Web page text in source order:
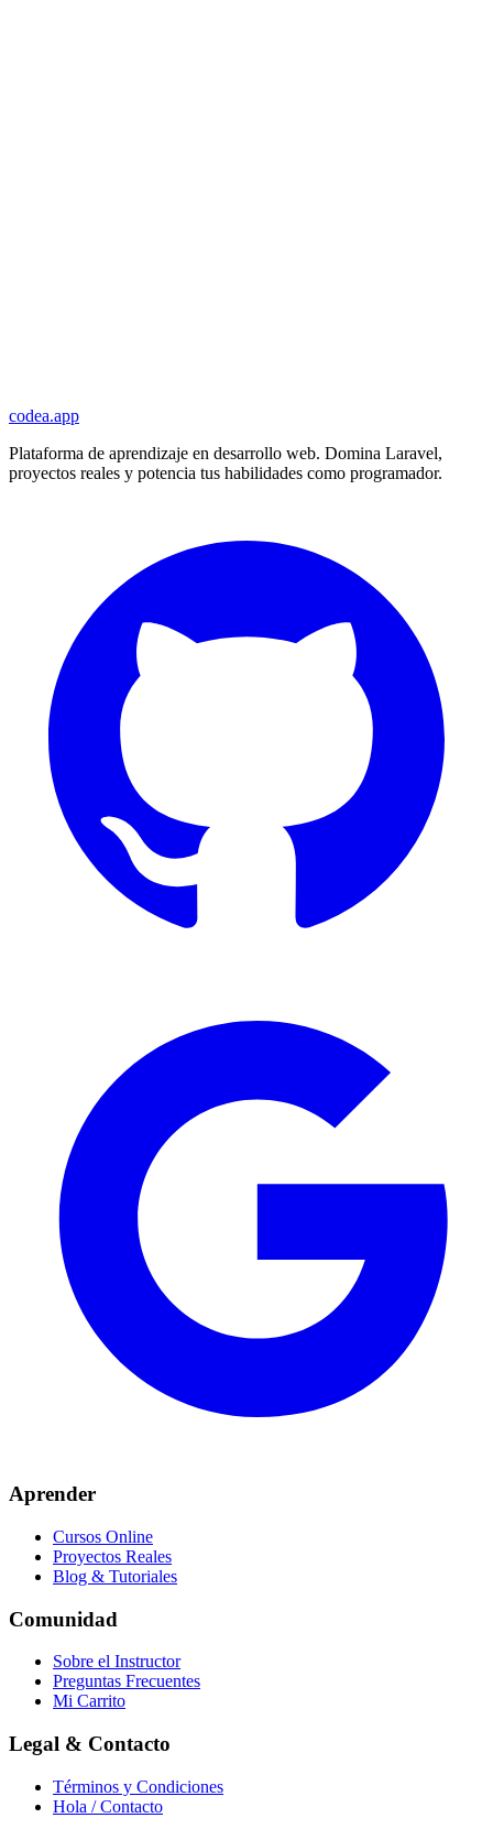
codea.app
Plataforma de aprendizaje en desarrollo web. Domina Laravel,
proyectos reales y potencia tus habilidades como programador.
Aprender
Cursos Online
Proyectos Reales
Blog & Tutoriales
Comunidad
Sobre el Instructor
Preguntas Frecuentes
Mi Carrito
Legal & Contacto
Términos y Condiciones
Hola / Contacto